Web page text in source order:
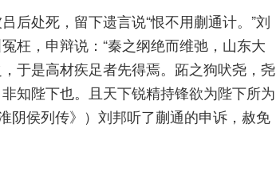
后处死，留下遗言说“恨不用蒯通计。”刘
枉，申辩说：“秦之纲绝而维弛，山东大
于是高材疾足者先得焉。跖之狗吠尧，尧
知陛下也。且天下锐精持锋欲为陛下所为
阴侯列传》）刘邦听了蒯通的申诉，赦免